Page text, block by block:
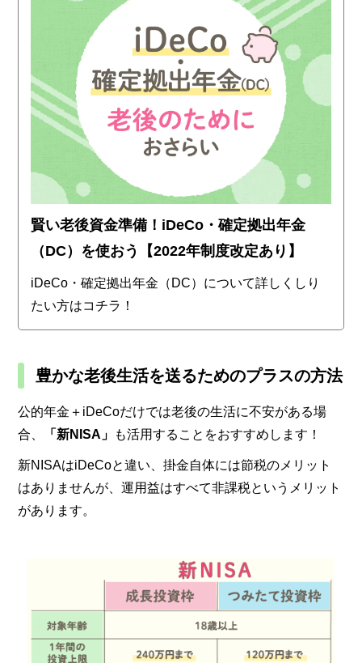
賢い老後資金準備！iDeCo・確定拠出年金
（DC）を使おう【2022年制度改定あり】
iDeCo・確定拠出年金（DC）について詳しくしり
たい方はコチラ！
豊かな老後生活を送るためのプラスの方法
公的年金＋iDeCoだけでは老後の生活に不安がある場
合、
「新NISA」 も活用することをおすすめします！
新NISAはiDeCoと違い、掛金自体には節税のメリット
はありませんが、運用益はすべて非課税というメリット
があります。